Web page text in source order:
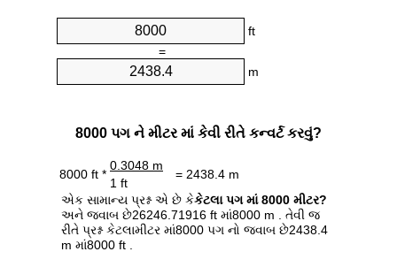
ft
=
m
8000 પગ ને મીટર માં કેવી રીતે કન્વર્ટ કરવું?
8000 ft *
0.3048 m
= 2438.4 m
1 ft
એક સામાન્ય પ્રશ્ન એ છે કેકેટલા પગ માં 8000 મીટર?
અને જવાબ છે26246.71916 ft માં8000 m . તેવી જ
રીતે પ્રશ્ન કેટલામીટર માં8000 પગ નો જવાબ છે2438.4
m માં8000 ft .